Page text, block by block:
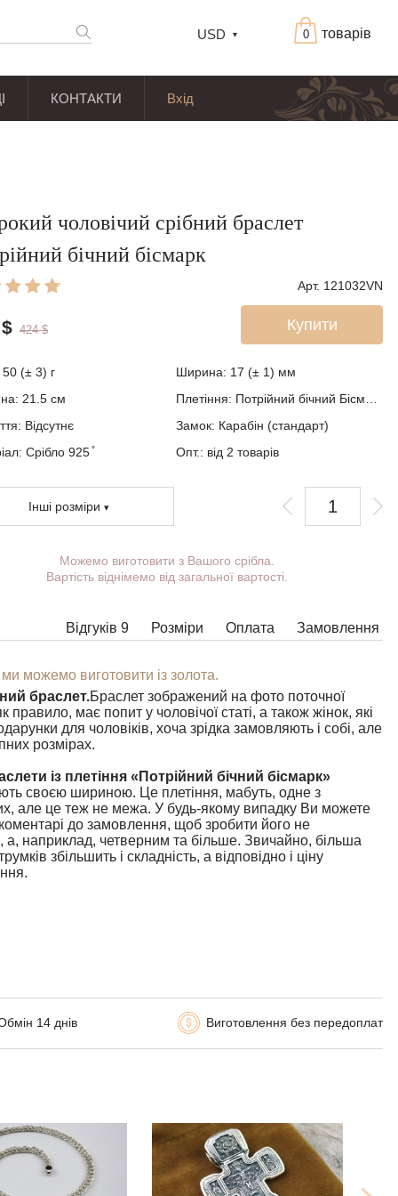
товарів
0
USD
КОНТАКТИ Вхід
чоловічий срібний браслет
бічний бісмарк
Арт. 121032VN
Купити
$ 424 $
50 (± 3) г Ширина: 17 (± 1) мм
21.5 см Плетіння: Потрійний бічний Бісмарк
Відсутнє Замок: Карабін (стандарт)
Срібло 925
Опт.: від 2 товарів
Інші розміри
Ви можете вибрати покриття, масу,
довжину, ширину, замок.
принципі, в таких випадках наші менеджери
Можемо виготовити з Вашого срібла.
Вартість віднімемо від загальної вартості.
Відгуків 9 Замовлення
Оплата
Розміри
можемо виготовити із золота.
браслет.Браслет зображений на фото поточної
правило, має попит у чоловічої статі, а також жінок, які
для чоловіків, хоча зрідка замовляють і собі, але
розмірах.
із плетіння «Потрійний бічний бісмарк»
своєю шириною. Це плетіння, мабуть, одне з
але це теж не межа. У будь-якому випадку Ви можете
до замовлення, щоб зробити його не
а, наприклад, четверним та більше. Звичайно, більша
збільшить і складність, а відповідно і ціну
14 днів Виготовлення без передоплат